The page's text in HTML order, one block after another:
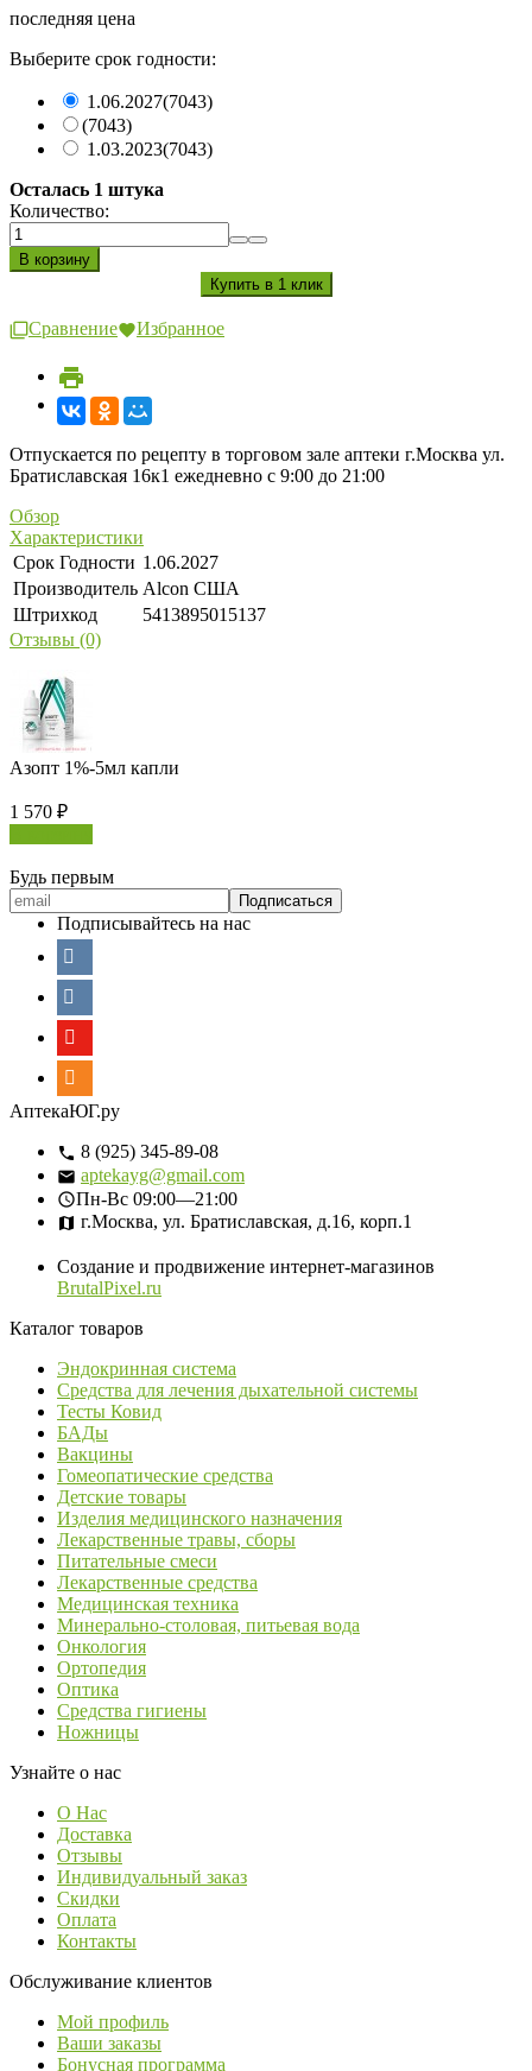
последняя цена
Выберите срок годности:
1.06.2027(7043)
(7043)
1.03.2023(7043)
Осталась 1 штука
Количество:
Сравнение Избранное
Отпускается по рецепту в торговом зале аптеки г.Москва ул.
Братиславская 16к1 ежедневно с 9:00 до 21:00
Обзор
Характеристики
Срок Годности 1.06.2027
Производитель Alcon США
Штрихкод
5413895015137
Отзывы (0)
Азопт 1%-5мл капли
1 570 ₽
Будь первым
Подписывайтесь на нас
АптекаЮГ.ру
8 (925) 345-89-08
aptekayg@gmail.com
Пн-Вс 09:00—21:00
г.Москва, ул. Братиславская, д.16, корп.1
Создание и продвижение интернет-магазинов
BrutalPixel.ru
Каталог товаров
Эндокринная система
Средства для лечения дыхательной системы
Тесты Ковид
БАДы
Вакцины
Гомеопатические средства
Детские товары
Изделия медицинского назначения
Лекарственные травы, сборы
Питательные смеси
Лекарственные средства
Медицинская техника
Минерально-столовая, питьевая вода
Онкология
Ортопедия
Оптика
Средства гигиены
Ножницы
Узнайте о нас
О Нас
Доставка
Отзывы
Индивидуальный заказ
Скидки
Оплата
Контакты
Обслуживание клиентов
Мой профиль
Ваши заказы
Бонусная программа